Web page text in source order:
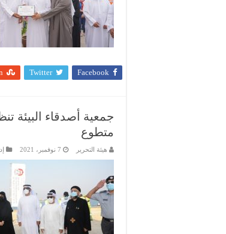
Facebook
Twitter
متطوع
هيئة التحرير 7 نوفمبر، 2021